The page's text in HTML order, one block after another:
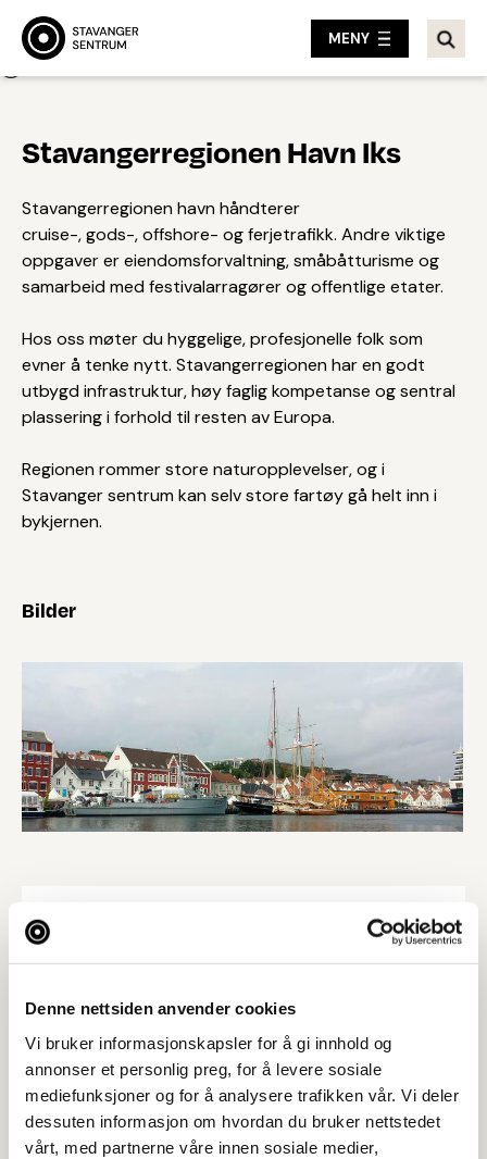
Denne nettsiden anvender cookies
Vi bruker informasjonskapsler for å gi innhold og
annonser et personlig preg, for å levere sosiale
mediefunksjoner og for å analysere trafikken vår. Vi deler
dessuten informasjon om hvordan du bruker nettstedet
vårt, med partnerne våre innen sosiale medier,
MENY
Stavangerregionen Havn Iks
Stavangerregionen havn håndterer
cruise-, gods-, offshore- og ferjetrafikk. Andre viktige
oppgaver er eiendomsforvaltning, småbåtturisme og
samarbeid med festivalarragører og offentlige etater.
Hos oss møter du hyggelige, profesjonelle folk som
evner å tenke nytt. Stavangerregionen har en godt
utbygd infrastruktur, høy faglig kompetanse og sentral
plassering i forhold til resten av Europa.
Regionen rommer store naturopplevelser, og i
Stavanger sentrum kan selv store fartøy gå helt inn i
bykjernen.
Bilder